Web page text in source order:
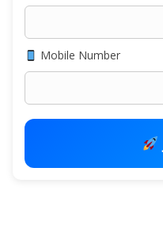
Mobile Number